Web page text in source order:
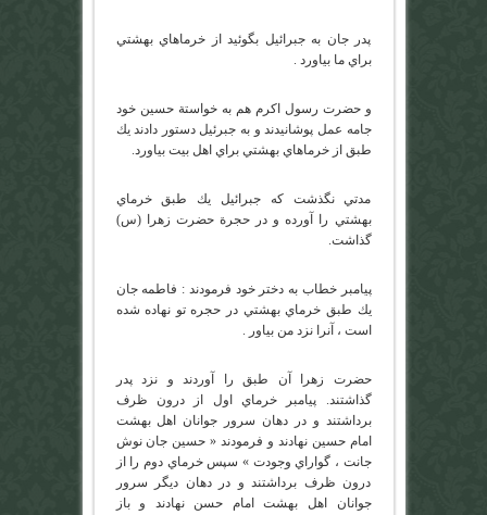
پدر جان به جبرائيل بگوئيد از خرماهاي بهشتي
براي ما بياورد .
و حضرت رسول اكرم هم به خواستة حسين خود
جامه عمل پوشانيدند و به جبرئيل دستور دادند يك
طبق از خرماهاي بهشتي براي اهل بيت بياورد.
مدتي نگذشت كه جبرائيل يك طبق خرماي
بهشتي را آورده و در حجرة حضرت زهرا (س)
گذاشت.
پيامبر خطاب به دختر خود فرمودند : فاطمه جان
يك طبق خرماي بهشتي در حجره تو نهاده شده
است ، آنرا نزد من بياور .
حضرت زهرا آن طبق را آوردند و نزد پدر
گذاشتند. پيامبر خرماي اول از درون ظرف
برداشتند و در دهان سرور جوانان اهل بهشت
امام حسين نهادند و فرمودند « حسين جان نوش
جانت ، گواراي وجودت » سپس خرماي دوم را از
درون ظرف برداشتند و در دهان ديگر سرور
جوانان اهل بهشت امام حسن نهادند و باز